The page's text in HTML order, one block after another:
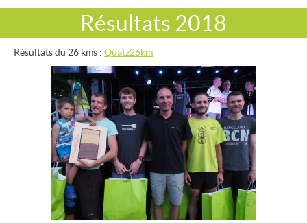
Résultats 2018
Résultats du 26 kms : Quatz26km